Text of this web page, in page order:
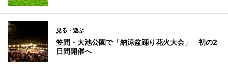
見る・遊ぶ
笠間・大池公園で「納涼盆踊り花火大会」 初の2
日間開催へ